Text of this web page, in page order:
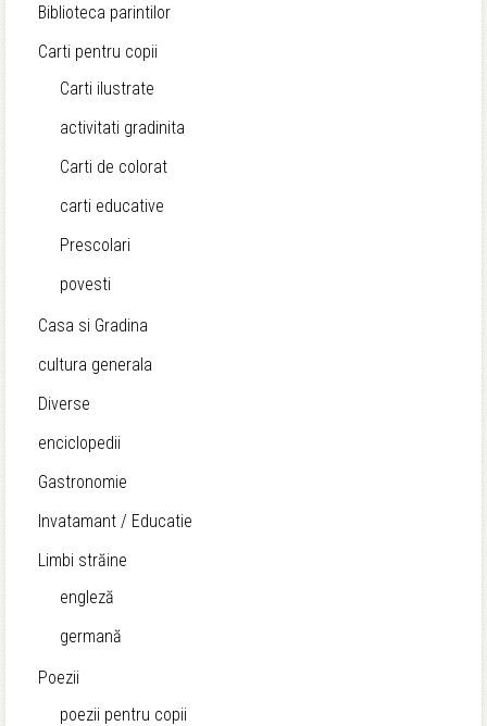
Biblioteca parintilor
Carti pentru copii
Carti ilustrate
activitati gradinita
Carti de colorat
carti educative
Prescolari
povesti
Casa si Gradina
cultura generala
Diverse
enciclopedii
Gastronomie
Invatamant / Educatie
Limbi străine
engleză
germană
Poezii
poezii pentru copii